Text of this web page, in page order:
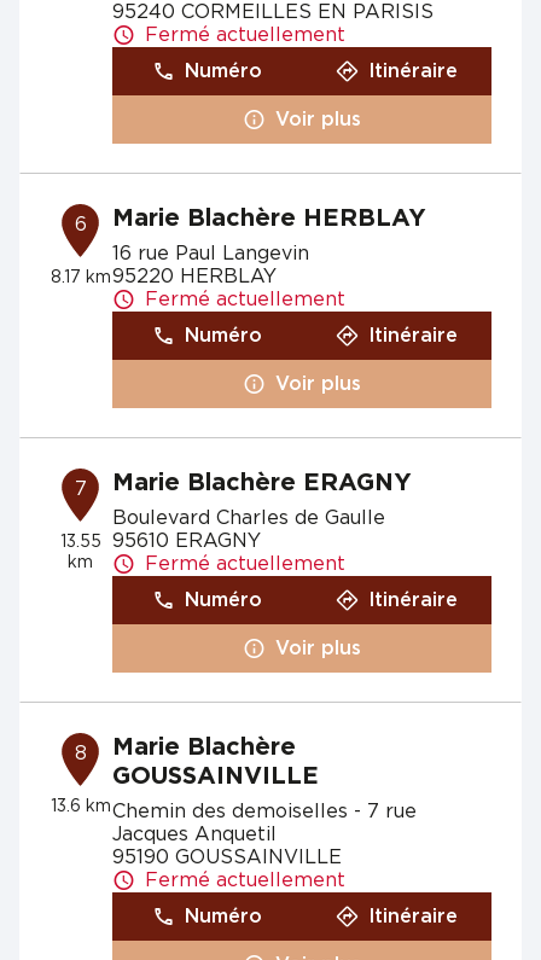
95240 CORMEILLES EN PARISIS
Fermé actuellement
Numéro
Itinéraire
Voir plus
6
8.17 km
Marie Blachère HERBLAY
16 rue Paul Langevin
95220 HERBLAY
Fermé actuellement
Numéro
Itinéraire
Voir plus
7
13.55
km
Marie Blachère ERAGNY
Boulevard Charles de Gaulle
95610 ERAGNY
Fermé actuellement
Numéro
Itinéraire
Voir plus
8
13.6 km
Marie Blachère
GOUSSAINVILLE
Chemin des demoiselles - 7 rue
Jacques Anquetil
95190 GOUSSAINVILLE
Fermé actuellement
Numéro
Itinéraire